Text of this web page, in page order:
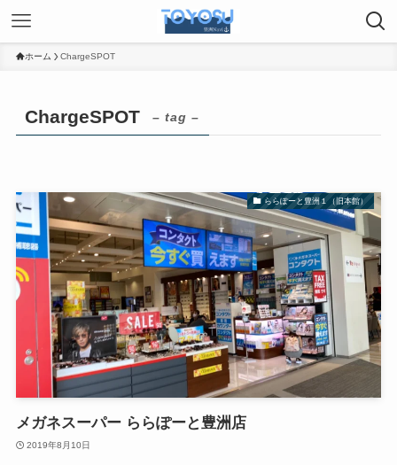
ホーム ChargeSPOT
ChargeSPOT – tag –
ららぽーと豊洲１（旧本館）
メガネスーパー ららぽーと豊洲店
2019年8月10日